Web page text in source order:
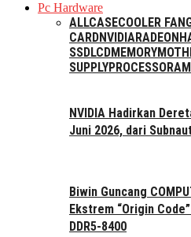
Pc Hardware
ALLCASECOOLER FAN
CARDNVIDIARADEON
SSDLCDMEMORY
SUPPLYPROCESSOR
NVIDIA Hadirkan
Juni 2026, dari
Biwin Guncang
Ekstrem “Origin
DDR5-8400